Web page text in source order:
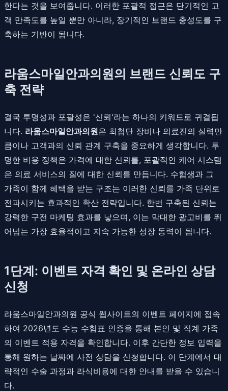
한다는 것을 보여줍니다. 이러한 포괄적 접근은 단기적인 고
객 만족도를 높일 뿐만 아니라, 장기적인 브랜드 충성도를 구
축하는 기반이 됩니다.
라움스마일안과의원의 브랜드 신뢰도 구
축 전략
결국 투명성과 포괄성은 '신뢰'라는 하나의 키워드로 귀결됩
니다. 라움스마일안과의원은 최첨단 장비나 의료진의 실력만
큼이나 고객과의 신뢰 관계 구축을 중요하게 생각합니다. 투
명한 비용 정책은 가격에 대한 신뢰를, 포괄적인 케어 시스템
은 의료 서비스의 질에 대한 신뢰를 만듭니다. 수험생과 그
가족이 함께 혜택을 받는 구조는 이러한 신뢰를 가족 단위로
전파시키는 효과적인 확산 전략입니다. 한번 구축된 신뢰는
강력한 구전 마케팅 효과를 낳으며, 이는 막대한 광고비를 뛰
어넘는 가장 효율적이고 지속 가능한 성장 동력이 됩니다.
1단계: 이벤트 자격 확인 및 온라인 상담
신청
라움스마일안과의원 공식 웹사이트의 이벤트 페이지에 접속
하여 2026년도 수능 수험표 인증을 통해 본인 및 직계 가족
의 이벤트 적용 자격을 확인합니다. 이후 간단한 정보 입력을
통해 원하는 날짜에 사전 상담을 신청합니다. 이 단계에서 대
략적인 수술 과정과 라식비용에 대한 안내를 받을 수 있습니
다.